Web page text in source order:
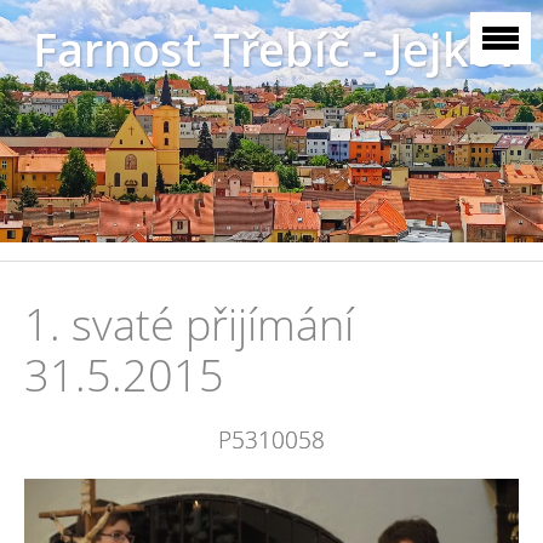
Farnost Třebíč - Jejkov
1. svaté přijímání
31.5.2015
P5310058